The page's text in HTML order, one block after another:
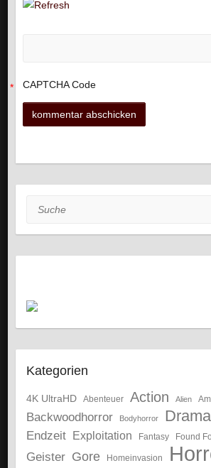
CAPTCHA Code
*
Suche
Kategorien
4K UltraHD Abenteuer Action Alien
Backwoodhorror Bodyhorror Drama
Endzeit Exploitation Fantasy Found
Geister Gore Homeinvasion